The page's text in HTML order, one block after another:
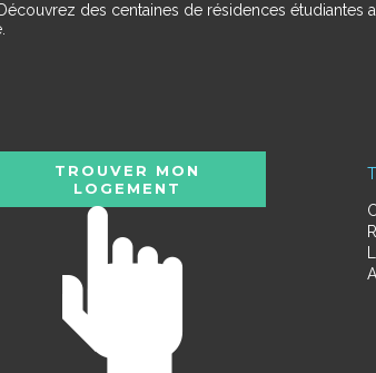
des centaines de résidences étudiantes
TROUVER MON
LOGEMENT